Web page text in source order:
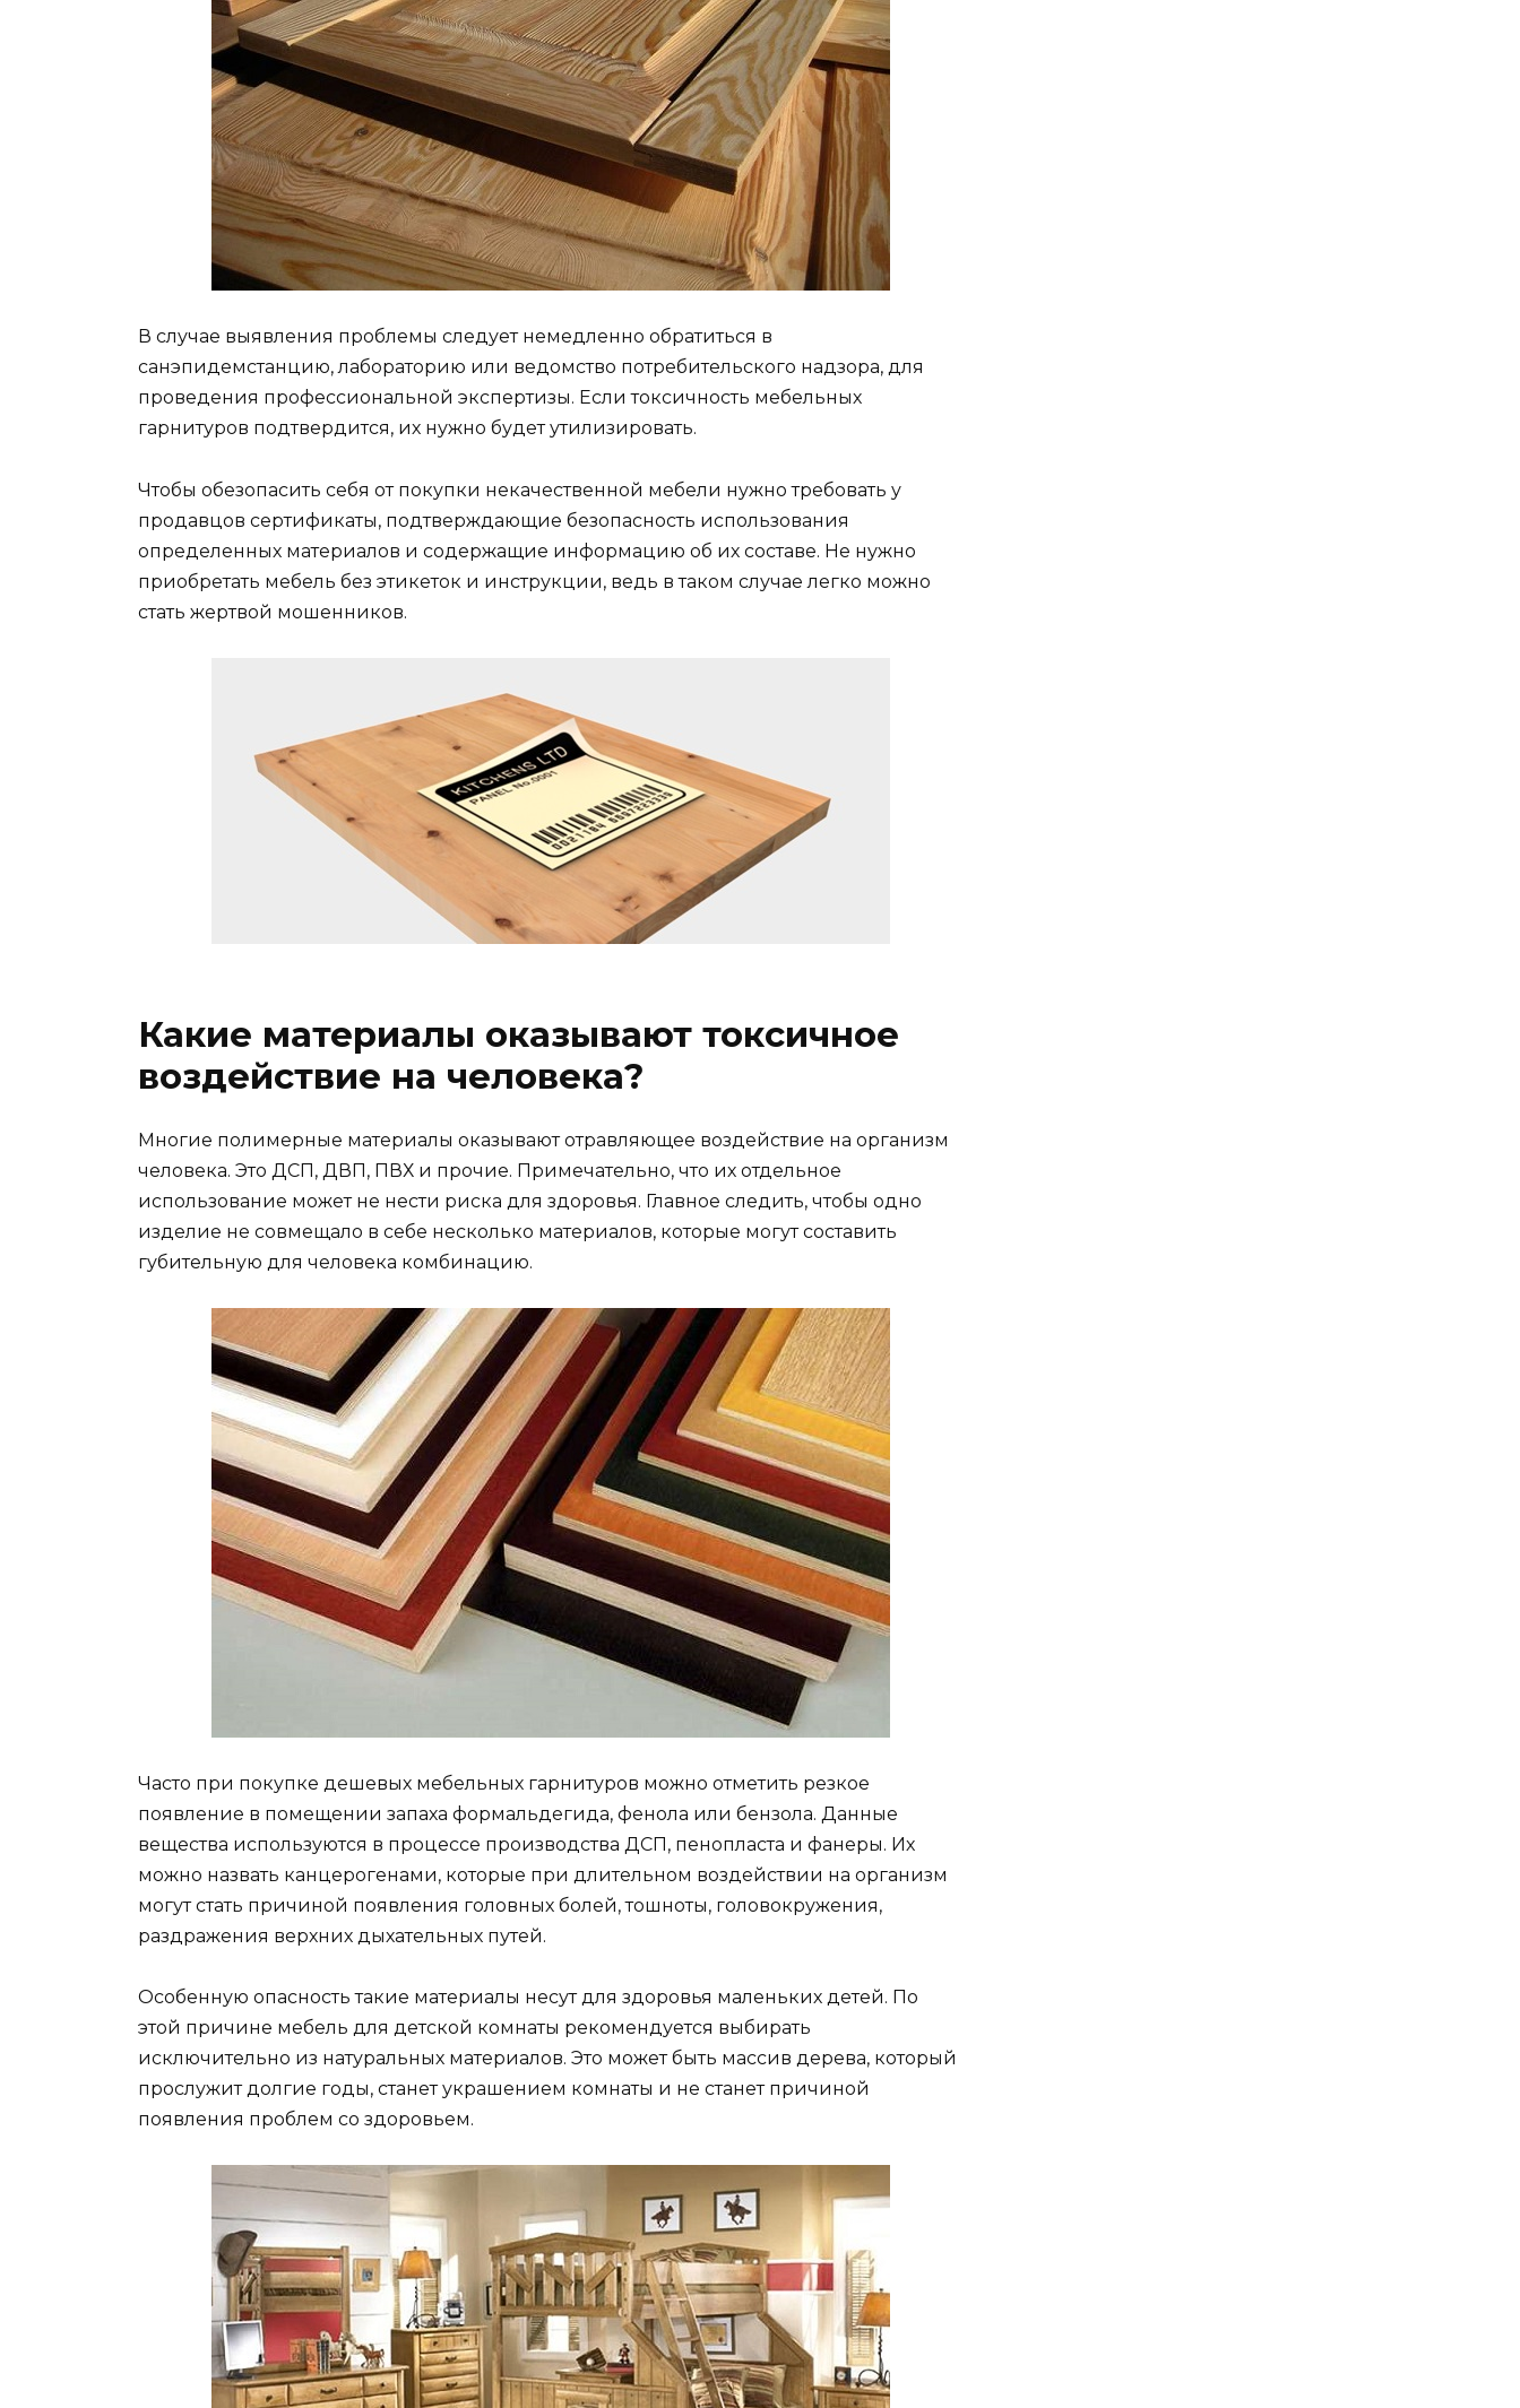
В случае выявления проблемы следует немедленно обратиться в
санэпидемстанцию, лабораторию или ведомство потребительского надзора, для
проведения профессиональной экспертизы. Если токсичность мебельных
гарнитуров подтвердится, их нужно будет утилизировать.
Чтобы обезопасить себя от покупки некачественной мебели нужно требовать у
продавцов сертификаты, подтверждающие безопасность использования
определенных материалов и содержащие информацию об их составе. Не нужно
приобретать мебель без этикеток и инструкции, ведь в таком случае легко можно
стать жертвой мошенников.
Какие материалы оказывают токсичное
воздействие на человека?
Многие полимерные материалы оказывают отравляющее воздействие на организм
человека. Это ДСП, ДВП, ПВХ и прочие. Примечательно, что их отдельное
использование может не нести риска для здоровья. Главное следить, чтобы одно
изделие не совмещало в себе несколько материалов, которые могут составить
губительную для человека комбинацию.
Часто при покупке дешевых мебельных гарнитуров можно отметить резкое
появление в помещении запаха формальдегида, фенола или бензола. Данные
вещества используются в процессе производства ДСП, пенопласта и фанеры. Их
можно назвать канцерогенами, которые при длительном воздействии на организм
могут стать причиной появления головных болей, тошноты, головокружения,
раздражения верхних дыхательных путей.
Особенную опасность такие материалы несут для здоровья маленьких детей. По
этой причине мебель для детской комнаты рекомендуется выбирать
исключительно из натуральных материалов. Это может быть массив дерева, который
прослужит долгие годы, станет украшением комнаты и не станет причиной
появления проблем со здоровьем.